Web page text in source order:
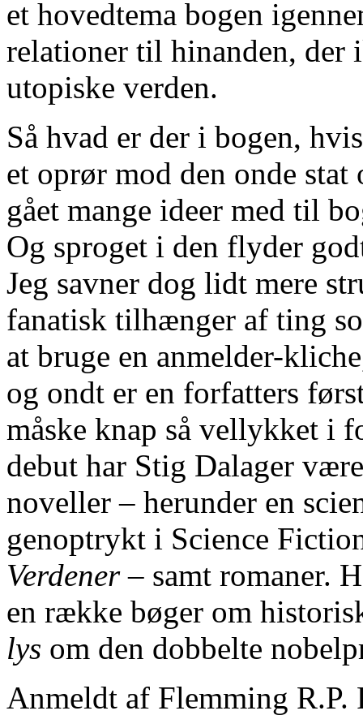
et hovedtema bogen
relationer til hinanden, der
utopiske verden.
Så hvad er der i bogen,
et oprør mod den onde stat
gået mange ideer med til
Og sproget i den flyder
Jeg savner dog lidt mere
fanatisk tilhænger af ting
at bruge en anmelder-
og ondt er en forfatters
måske knap så vellykket i
debut har Stig Dalager
noveller – herunder en
genoptrykt i Science
Verdener– samt romaner.
en række bøger om
lys om den dobbelte
Anmeldt af Flemming R.P.